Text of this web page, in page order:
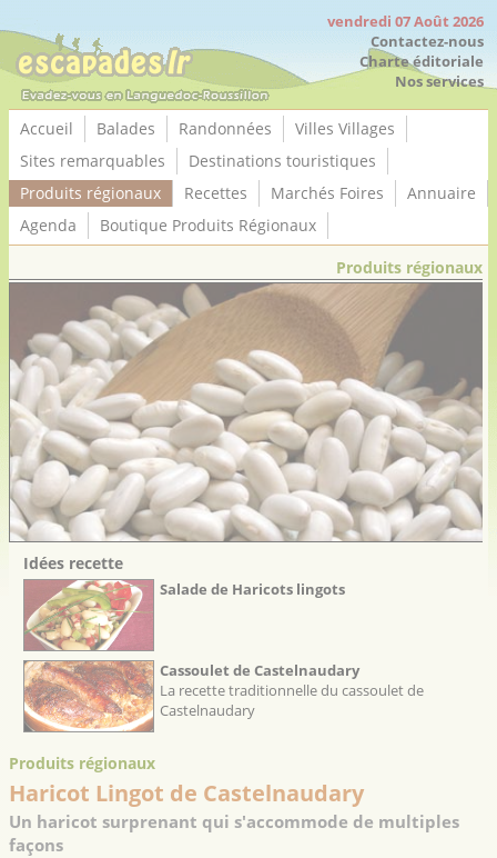
vendredi 07 Août 2026
Contactez-nous
Charte éditoriale
Nos services
Accueil Balades Randonnées
Villes Villages
Sites remarquables
Destinations touristiques
Produits régionaux
Recettes Marchés Foires
Annuaire
Agenda
Boutique Produits Régionaux
Produits régionaux
Idées recette
Salade de Haricots lingots
Cassoulet de Castelnaudary
La recette traditionnelle du cassoulet de
Castelnaudary
Produits régionaux
Haricot Lingot de Castelnaudary
Un haricot surprenant qui s'accommode de multiples
façons